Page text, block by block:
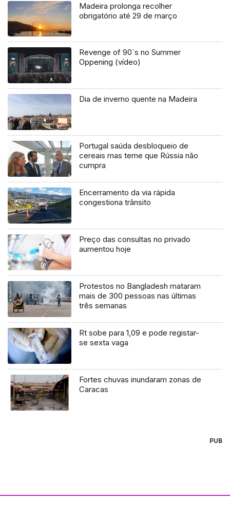
Madeira prolonga recolher
obrigatório até 29 de março
Revenge of 90`s no Summer
Oppening (vídeo)
Dia de inverno quente na Madeira
Portugal saúda desbloqueio de
cereais mas teme que Rússia não
cumpra
Encerramento da via rápida
congestiona trânsito
Preço das consultas no privado
aumentou hoje
Protestos no Bangladesh mataram
mais de 300 pessoas nas últimas
três semanas
Rt sobe para 1,09 e pode registar-
se sexta vaga
Fortes chuvas inundaram zonas de
Caracas
PUB